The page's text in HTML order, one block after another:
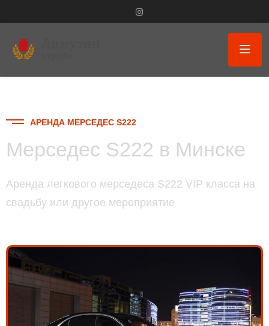
АРЕНДА МЕРСЕДЕС S222
Мерседес S222 в Минске
Аренда легкового мерседеса S222 VIP класса на
свадьбу или другое мероприятие